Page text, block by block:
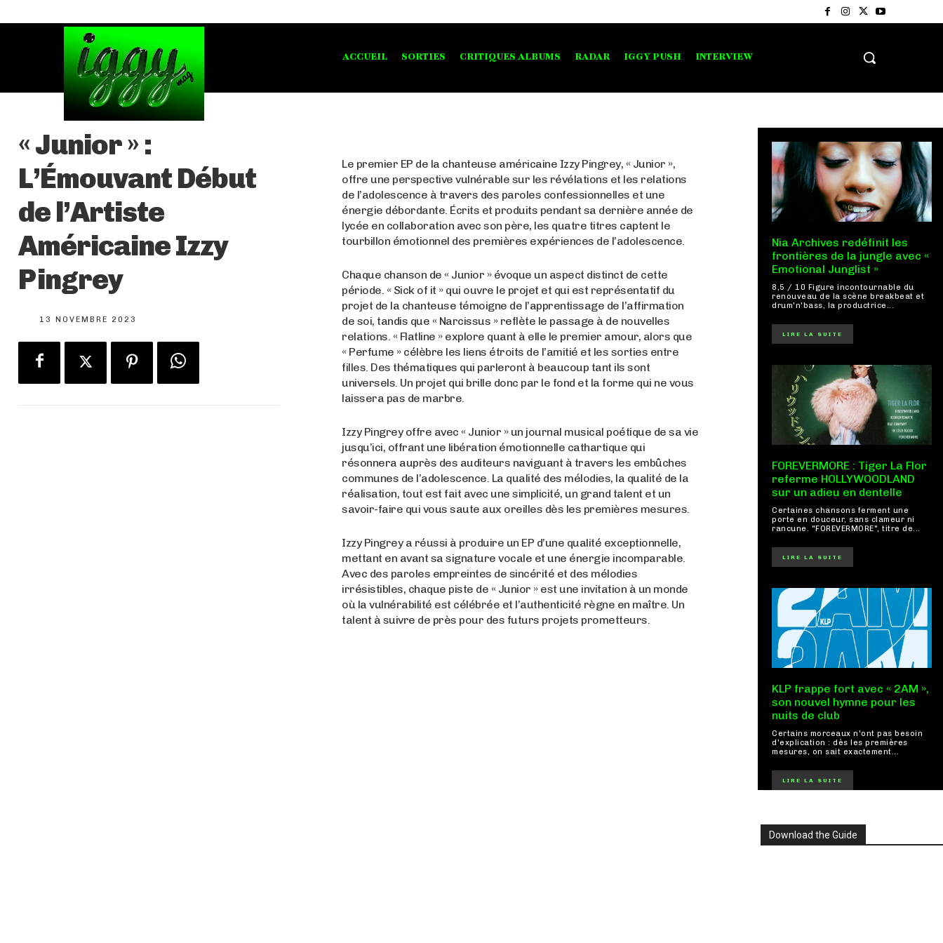
ACCUEIL SORTIES CRITIQUES ALBUMS RADAR IGGY PUSH INTERVIEW
« Junior » :
L’Émouvant Début
de l’Artiste
Américaine Izzy
Pingrey
13 NOVEMBRE 2023
Le premier EP de la chanteuse américaine Izzy Pingrey, « Junior »,
offre une perspective vulnérable sur les révélations et les relations
de l’adolescence à travers des paroles confessionnelles et une
énergie débordante. Écrits et produits pendant sa dernière année de
lycée en collaboration avec son père, les quatre titres captent le
tourbillon émotionnel des premières expériences de l’adolescence.
Chaque chanson de « Junior » évoque un aspect distinct de cette
période. « Sick of it » qui ouvre le projet et qui est représentatif du
projet de la chanteuse témoigne de l’apprentissage de l’affirmation
de soi, tandis que « Narcissus » reflète le passage à de nouvelles
relations. « Flatline » explore quant à elle le premier amour, alors que
« Perfume » célèbre les liens étroits de l’amitié et les sorties entre
filles. Des thématiques qui parleront à beaucoup tant ils sont
universels. Un projet qui brille donc par le fond et la forme qui ne vous
laissera pas de marbre.
Izzy Pingrey offre avec « Junior » un journal musical poétique de sa vie
jusqu’ici, offrant une libération émotionnelle cathartique qui
résonnera auprès des auditeurs naviguant à travers les embûches
communes de l’adolescence. La qualité des mélodies, la qualité de la
réalisation, tout est fait avec une simplicité, un grand talent et un
savoir-faire qui vous saute aux oreilles dès les premières mesures.
Izzy Pingrey a réussi à produire un EP d’une qualité exceptionnelle,
mettant en avant sa signature vocale et une énergie incomparable.
Avec des paroles empreintes de sincérité et des mélodies
irrésistibles, chaque piste de « Junior » est une invitation à un monde
où la vulnérabilité est célébrée et l’authenticité règne en maître. Un
talent à suivre de près pour des futurs projets prometteurs.
Nia Archives redéfinit les
frontières de la jungle avec «
Emotional Junglist »
8,5 / 10 Figure incontournable du
renouveau de la scène breakbeat et
drum'n'bass, la productrice...
LIRE LA SUITE
FOREVERMORE : Tiger La Flor
referme HOLLYWOODLAND
sur un adieu en dentelle
Certaines chansons ferment une
porte en douceur, sans clameur ni
rancune. "FOREVERMORE", titre de...
LIRE LA SUITE
KLP frappe fort avec « 2AM »,
son nouvel hymne pour les
nuits de club
Certains morceaux n'ont pas besoin
d'explication : dès les premières
mesures, on sait exactement...
LIRE LA SUITE
Download the Guide